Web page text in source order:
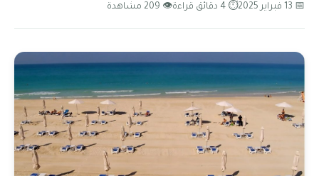
📅 13 فبراير 2025 ⏱ 4 دقائق قراءة 👁 209 مشاهدة